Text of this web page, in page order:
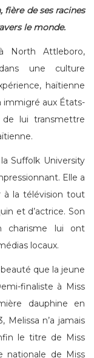
fière de ses racines
le monde.
North Attleboro,
une culture
haïtienne
immigré aux États-
de lui transmettre
Suffolk University
Elle a
à la télévision tout
et d’actrice. Son
charisme lui ont
locaux.
que la jeune
finaliste à Miss
dauphine en
Melissa n’a jamais
le titre de Miss
nationale de Miss